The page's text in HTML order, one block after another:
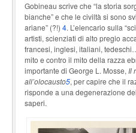
Gobineau scrive che “la storia
bianche” e che le civiltà si sono
ariane” (?!) 4. L’elencario sulla
artisti, scienziati di alto pregio
francesi, inglesi, italiani,
mito e contro il mito della razza
importante di George L. Mosse, Il
all’olocausto5, per capire che il
risponde a una degenerazione
saperi.